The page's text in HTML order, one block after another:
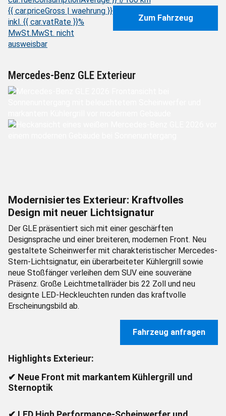
{{ car.priceGross | waehrung }}
inkl. {{ car.vatRate }}%
MwSt.MwSt. nicht
ausweisbar
Zum Fahrzeug
Mercedes-Benz GLE Exterieur
Modernisiertes Exterieur: Kraftvolles
Design mit neuer Lichtsignatur
Der GLE präsentiert sich mit einer geschärften
Designsprache und einer breiteren, modernen Front. Neu
gestaltete Scheinwerfer mit charakteristischer Mercedes-
Stern-Lichtsignatur, ein überarbeiteter Kühlergrill sowie
neue Stoßfänger verleihen dem SUV eine souveräne
Präsenz. Große Leichtmetallräder bis 22 Zoll und neu
Highlights Exterieur:
Sternoptik